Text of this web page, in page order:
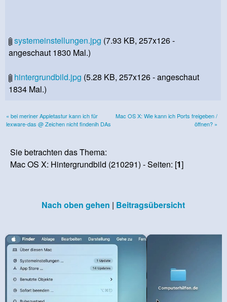
systemeinstellungen.jpg (7.93 KB, 257x126 -
angeschaut 1830 Mal.)
hintergrundbild.jpg (5.28 KB, 257x126 - angeschaut
1834 Mal.)
« bei meriner Appletastur kann ich für
lexware-das @ Zeichen nicht findenih DAs
Mac OS X: Wie kann ich Ports freigeben /
öffnen? »
Sie betrachten das Thema:
Mac OS X: Hintergrundbild (210291) - Seiten: [1]
Nach oben gehen | Beitragsübersicht